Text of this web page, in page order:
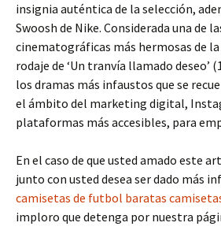
insignia auténtica de la selección,
Swoosh de Nike. Considerada una de
cinematográficas más hermosas de
rodaje de ‘Un tranvía llamado deseo’
los dramas más infaustos que se
el ámbito del marketing digital,
plataformas más accesibles, para
En el caso de que usted amado este
junto con usted desea ser dado más
camisetas de futbol baratas
imploro que detenga por nuestra